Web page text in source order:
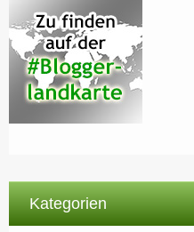
Kategorien